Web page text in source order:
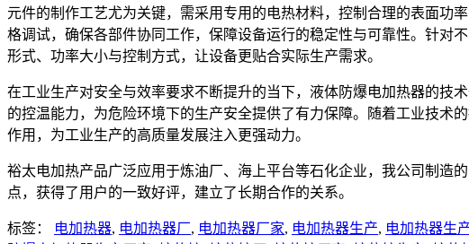
元件的制作工艺尤为关键，需采用专用的电热材料，控制合理的表面功
格调试，确保各部件协同工作，保障设备运行的稳定性与可靠性。针对
形式、功率大小与控制方式，让设备更贴合实际生产需求。
在工业生产对安全与效率要求不断提升的当下，液体防爆电加热器的技
的控温能力，为危险环境下的生产安全提供了有力保障。随着工业技术
作用，为工业生产的高质量发展注入更强动力。
裕太电加热产品广泛应用于炼油厂、海上平台等石化企业，我公司制造
点，获得了用户的一致好评，建立了长期合作的关系。
标签： 电加热器, 电加热器厂, 电加热器厂家, 电加热器生产, 电加热器生